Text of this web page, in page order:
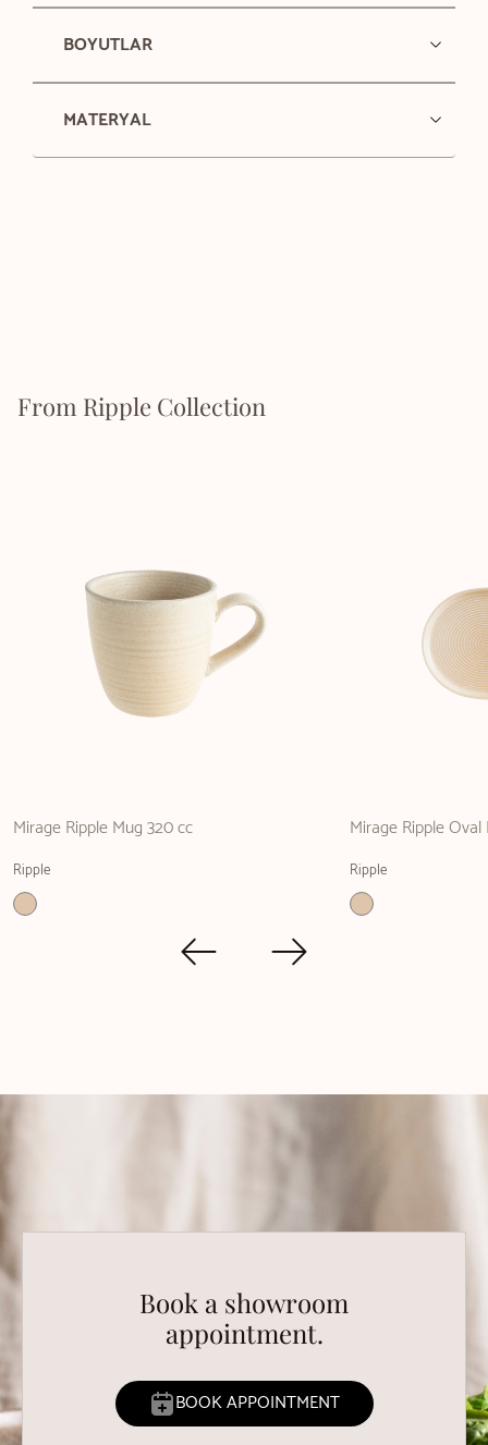
BOYUTLAR
MATERYAL
From Ripple Collection
Mirage Ripple Mug 320 cc
Ripple
Mirage Ripple
Ripple
Book a showroom
appointment.
BOOK APPOINTMENT